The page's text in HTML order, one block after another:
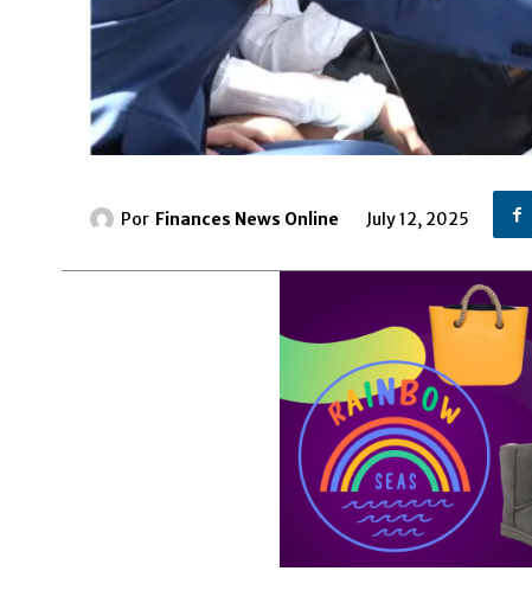
Por Finances News Online July 12, 2025